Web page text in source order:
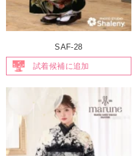
SAF-28
試着候補に追加